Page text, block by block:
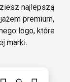
najlepszą
premium,
logo, które
marki.